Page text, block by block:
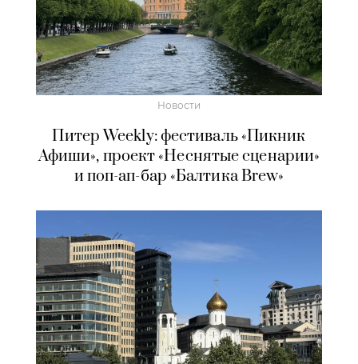
Новости
Питер Weekly: фестиваль «Пикник
Афиши», проект «Неснятые сценарии»
и поп-ап-бар «Балтика Brew»